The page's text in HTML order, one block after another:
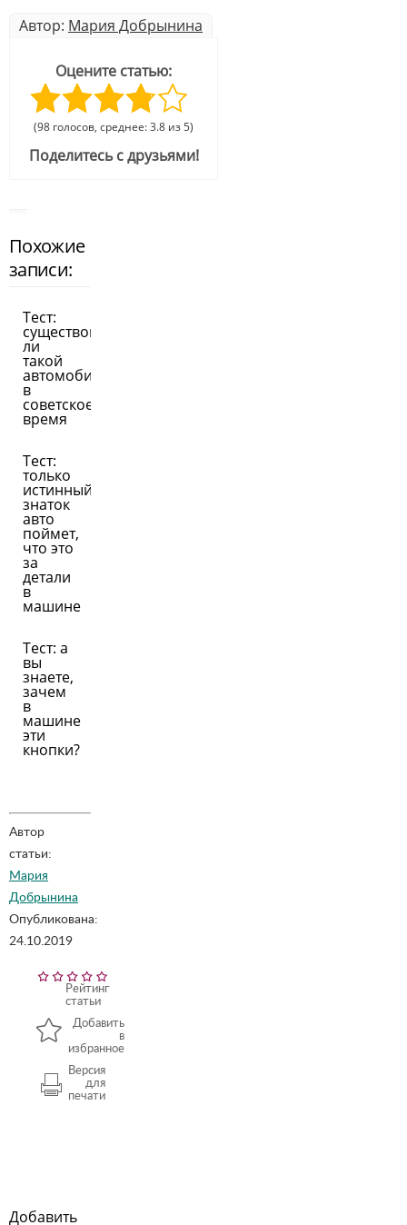
Автор: Мария Добрынина
Оцените статью:
(98 голосов, среднее: 3.8 из 5)
Поделитесь с друзьями!
Похожие
записи:
Тест:
существовал
ли
такой
автомобиль
в
советское
время
Тест:
только
истинный
знаток
авто
поймет,
что это
за
детали
в
машине
Тест: а
вы
знаете,
зачем
в
машине
эти
кнопки?
Автор
статьи:
Мария
Добрынина
Опубликована:
24.10.2019
Рейтинг
статьи
Добавить
в
избранное
Версия
для
печати
Добавить